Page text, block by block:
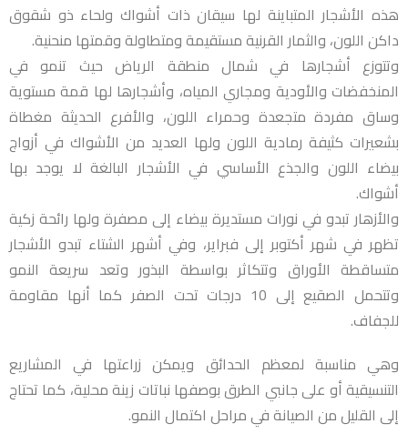
هذه الأشجار المتباينة لها سيقان ذات أشواك ولحاء ذو شقوق
داكن اللون، والثمار القرنية مستقيمة ومتطاولة وقمتها منحنية.
وتتوزع أشجارها في شمال منطقة الرياض حيث تنمو في
المنخفضات والأودية ومجاري المياه، وأشجارها لها قمة مستوية
وساق مفردة متجعدة وحمراء اللون، والأفرع الحديثة مغطاة
بشعيرات كثيفة رمادية اللون ولها العديد من الأشواك في أزواج
بيضاء اللون والجذع الأساسي في الأشجار البالغة لا يوجد بها
أشواك.
والأزهار تبدو في نورات مستديرة بيضاء إلى مصفرة ولها رائحة زكية
تظهر في شهر أكتوبر إلى فبراير، وفي أشهر الشتاء تبدو الأشجار
متساقطة الأوراق وتتكاثر بواسطة البذور وتعد سريعة النمو
وتتحمل الصقيع إلى 10 درجات تحت الصفر كما أنها مقاومة
للجفاف.
وهي مناسبة لمعظم الحدائق ويمكن زراعتها في المشاريع
التنسيقية أو على جانبي الطرق بوصفها نباتات زينة محلية، كما تحتاج
إلى القليل من الصيانة في مراحل اكتمال النمو.